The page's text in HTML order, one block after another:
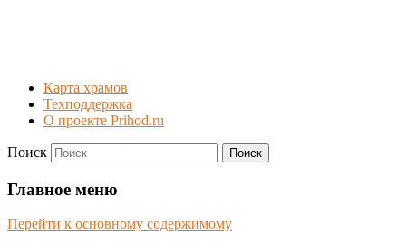
Карта храмов
Техподдержка
О проекте Prihod.ru
Лазаревское благочиние
Поиск
Главное меню
Перейти к основному содержимому